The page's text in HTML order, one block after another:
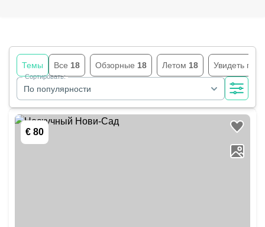
Темы Все 18 Обзорные 18 Летом 18 Увидеть
По популярности
Сортировать:
€ 80